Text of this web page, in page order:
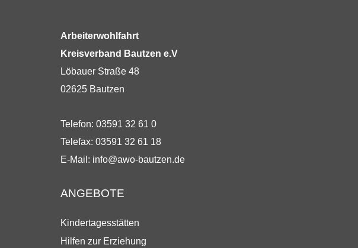
Arbeiterwohlfahrt
Kreisverband Bautzen e.V
Löbauer Straße 48
02625 Bautzen
Telefon: 03591 32 61 0
Telefax: 03591 32 61 18
E-Mail: info@awo-bautzen.de
ANGEBOTE
Kindertagesstätten
Hilfen zur Erziehung